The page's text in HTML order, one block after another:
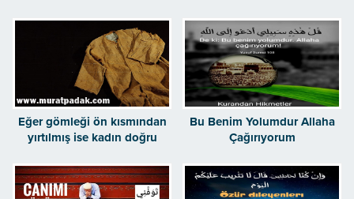
Eğer gömleği ön kısmından
yırtılmış ise kadın doğru
söyleyenlerden biridir
Bu Benim Yolumdur Allaha
Çağırıyorum